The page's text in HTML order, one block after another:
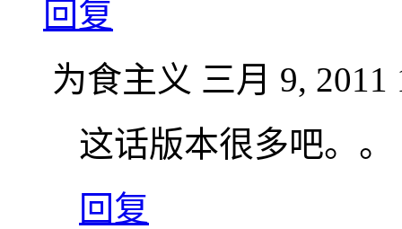
回复
为食主义 三月 9, 2011
这话版本很多吧。。
回复